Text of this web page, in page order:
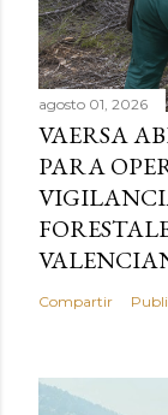
agosto 01, 2026
VAERSA
PARA
Compartir